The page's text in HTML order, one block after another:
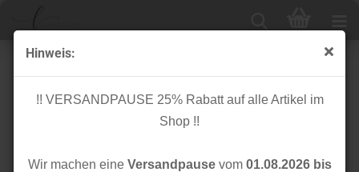
Hinweis:
!! VERSANDPAUSE 25% Rabatt auf alle Artikel im
Shop !!
Wir machen eine Versandpausevom 01.08.2026 bis
Schrägband - Crispy Crepe mit TENCEL™ - maroon -
13mm - meetMilk